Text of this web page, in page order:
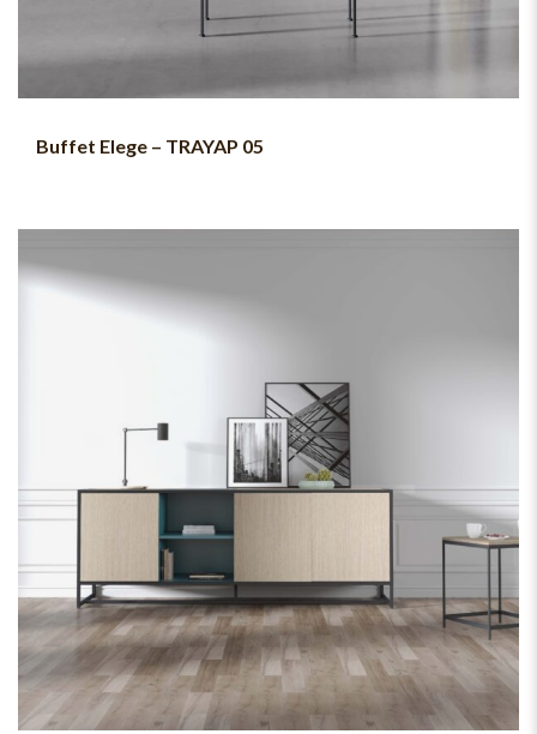
Buffet Elege – TRAYAP 05